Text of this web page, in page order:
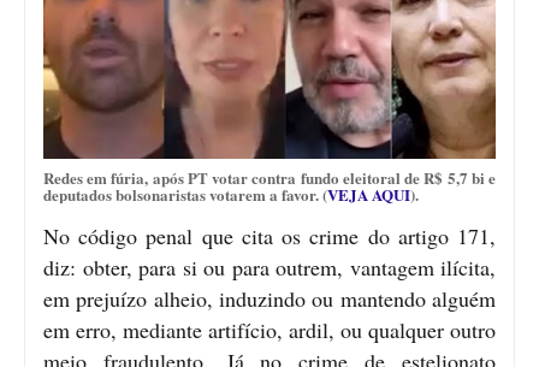
Redes em fúria, após PT votar contra fundo eleitoral de R$ 5,7 bi e
deputados bolsonaristas votarem a favor. (VEJA AQUI).
No código penal que cita os crime do artigo 171,
diz: obter, para si ou para outrem, vantagem ilícita,
em prejuízo alheio, induzindo ou mantendo alguém
em erro, mediante artifício, ardil, ou qualquer outro
meio fraudulento. Já no crime de estelionato